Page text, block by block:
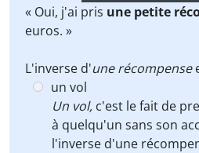
Player
« Oui, j'ai pris une petite
euros. »
L'inverse d'une récompense
un vol
Un vol, c'est le fait de
à quelqu'un sans son
l'inverse d'une